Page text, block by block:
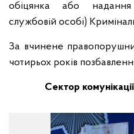
обіцянка або надання
службовій особі)
За вчинене
чотирьох років
Сектор